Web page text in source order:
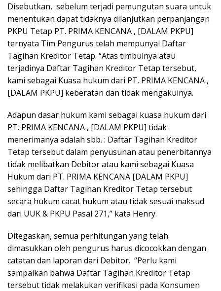
Disebutkan, sebelum terjadi pemungutan suara untuk
menentukan dapat tidaknya dilanjutkan perpanjangan
PKPU Tetap PT. PRIMA KENCANA , [DALAM PKPU]
ternyata Tim Pengurus telah mempunyai Daftar
Tagihan Kreditor Tetap. “Atas timbulnya atau
terjadinya Daftar Tagihan Kreditor Tetap tersebut,
kami sebagai Kuasa hukum dari PT. PRIMA KENCANA ,
[DALAM PKPU] keberatan dan tidak mengakuinya.
Adapun dasar hukum kami sebagai kuasa hukum dari
PT. PRIMA KENCANA , [DALAM PKPU] tidak
menerimanya adalah sbb. : Daftar Tagihan Kreditor
Tetap tersebut dalam penyusunan atau penerbitannya
tidak melibatkan Debitor atau kami sebagai Kuasa
Hukum dari PT. PRIMA KENCANA [DALAM PKPU]
sehingga Daftar Tagihan Kreditor Tetap tersebut
secara hukum cacat hukum atau tidak sesuai maksud
dari UUK & PKPU Pasal 271,” kata Henry.
Ditegaskan, semua perhitungan yang telah
dimasukkan oleh pengurus harus dicocokkan dengan
catatan dan laporan dari Debitor. “Perlu kami
sampaikan bahwa Daftar Tagihan Kreditor Tetap
tersebut tidak melakukan verifikasi pada Konsumen